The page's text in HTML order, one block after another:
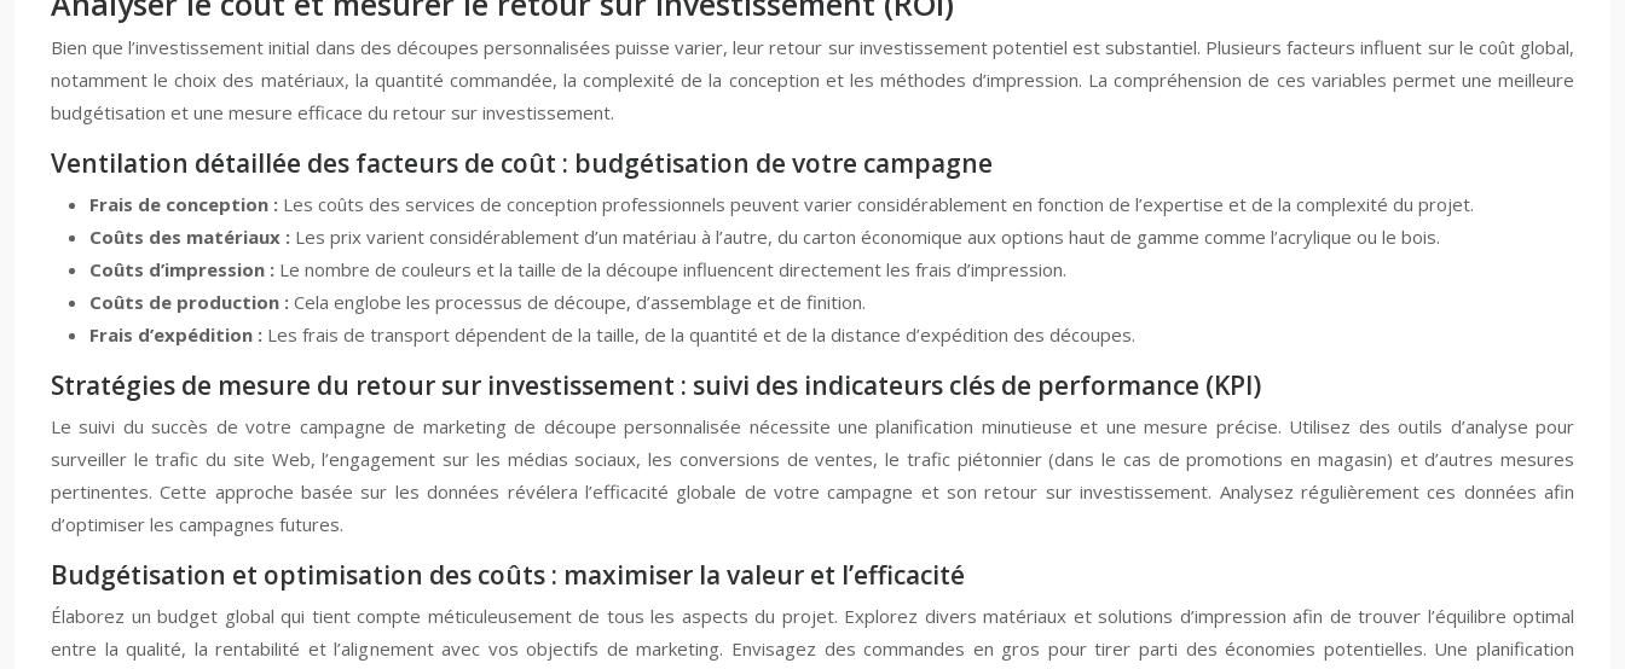
Bien que l’investissement initial dans des découpes personnalisées puisse varier, leur retour sur investissement potentiel est substantiel. Plusieurs facteurs influent sur le coût global,
notamment le choix des matériaux, la quantité commandée, la complexité de la conception et les méthodes d’impression. La compréhension de ces variables permet une meilleure
budgétisation et une mesure efficace du retour sur investissement.
Ventilation détaillée des facteurs de coût : budgétisation de votre campagne
Frais de conception : Les coûts des services de conception professionnels peuvent varier considérablement en fonction de l’expertise et de la complexité du projet.
Coûts des matériaux : Les prix varient considérablement d’un matériau à l’autre, du carton économique aux options haut de gamme comme l’acrylique ou le bois.
Coûts d’impression : Le nombre de couleurs et la taille de la découpe influencent directement les frais d’impression.
Coûts de production : Cela englobe les processus de découpe, d’assemblage et de finition.
Frais d’expédition : Les frais de transport dépendent de la taille, de la quantité et de la distance d’expédition des découpes.
Stratégies de mesure du retour sur investissement : suivi des indicateurs clés de performance (KPI)
Le suivi du succès de votre campagne de marketing de découpe personnalisée nécessite une planification minutieuse et une mesure précise. Utilisez des outils d’analyse pour
surveiller le trafic du site Web, l’engagement sur les médias sociaux, les conversions de ventes, le trafic piétonnier (dans le cas de promotions en magasin) et d’autres mesures
pertinentes. Cette approche basée sur les données révélera l’efficacité globale de votre campagne et son retour sur investissement. Analysez régulièrement ces données afin
d’optimiser les campagnes futures.
Budgétisation et optimisation des coûts : maximiser la valeur et l’efficacité
Élaborez un budget global qui tient compte méticuleusement de tous les aspects du projet. Explorez divers matériaux et solutions d’impression afin de trouver l’équilibre optimal
entre la qualité, la rentabilité et l’alignement avec vos objectifs de marketing. Envisagez des commandes en gros pour tirer parti des économies potentielles. Une planification